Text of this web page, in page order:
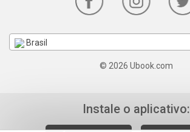
Brasil
© 2026 Ubook.com
Instale o aplicativo: